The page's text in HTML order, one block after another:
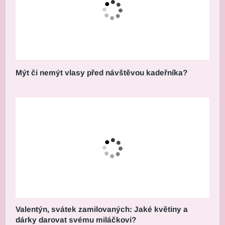
Mýt či nemýt vlasy před návštěvou kadeřníka?
Valentýn, svátek zamilovaných: Jaké květiny a
dárky darovat svému miláčkovi?